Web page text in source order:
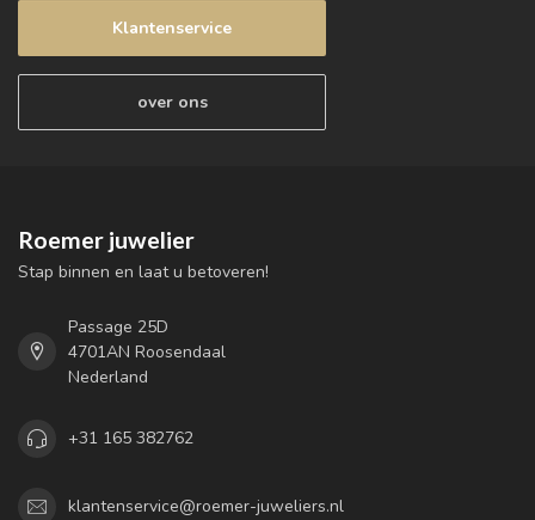
Klantenservice
over ons
Roemer juwelier
Stap binnen en laat u betoveren!
Passage 25D
4701AN Roosendaal
Nederland
+31 165 382762
klantenservice@roemer-juweliers.nl